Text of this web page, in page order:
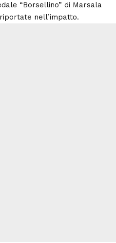
“Borsellino” di Marsala
nell’impatto.